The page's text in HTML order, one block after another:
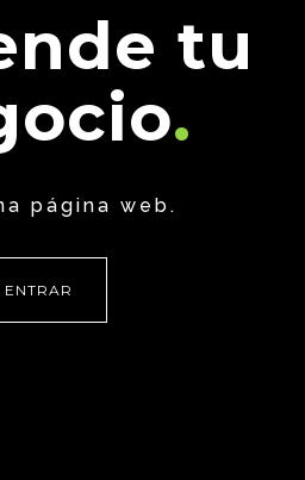
tu
página web.
ENTRAR